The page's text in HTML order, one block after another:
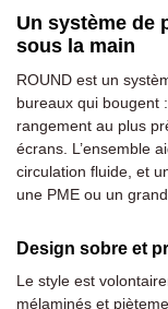
Un système de
sous la main
ROUND est un
bureaux qui bougent
rangement au plus
écrans. L’ensemble
circulation fluide, et
une PME ou un
Design sobre et
Le style est
mélaminés et